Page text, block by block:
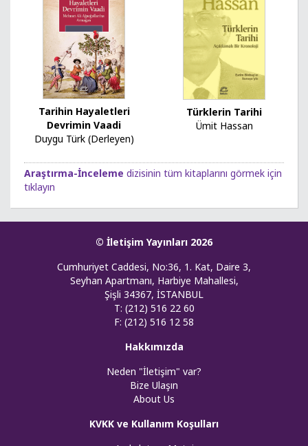
Tarihin Hayaletleri
Devrimin Vaadi
Duygu Türk (Derleyen)
Türklerin Tarihi
Ümit Hassan
Araştırma-İnceleme dizisinin tüm kitaplarını görmek için
tıklayın
© İletişim Yayınları 2026
Cumhuriyet Caddesi, No:36, 1. Kat, Daire 3,
Seyhan Apartmanı, Harbiye Mahallesi,
Şişli 34367, İSTANBUL
T: (212) 516 22 60
F: (212) 516 12 58
Hakkımızda
Neden "İletişim" var?
Bize Ulaşın
About Us
KVKK ve Kullanım Koşulları